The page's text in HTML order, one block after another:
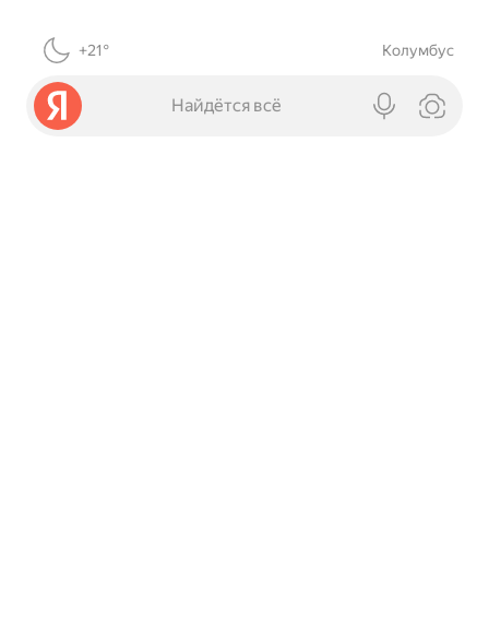
+21° Колумбус
Найдётся всё